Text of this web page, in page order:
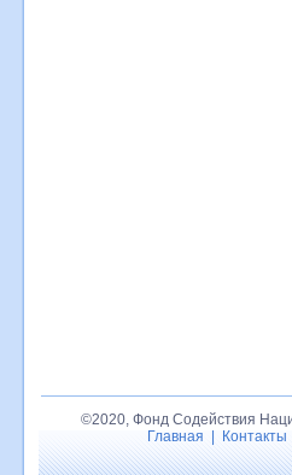
©2020, Фонд Содействия
Главная
Контакты